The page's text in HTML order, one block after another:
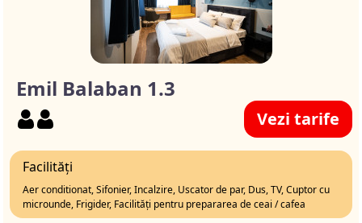
Emil Balaban 1.3
Vezi tarife
Facilități
Aer conditionat, Sifonier, Incalzire, Uscator de par, Dus, TV, Cuptor cu
microunde, Frigider, Facilități pentru prepararea de ceai / cafea